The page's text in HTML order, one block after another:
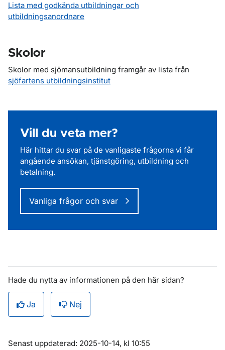
Lista med godkända utbildningar och
utbildningsanordnare
Skolor
Skolor med sjömansutbildning framgår av lista från
sjöfartens utbildningsinstitut
Vill du veta mer?
Här hittar du svar på de vanligaste frågorna vi får
angående ansökan, tjänstgöring, utbildning och
betalning.
Vanliga frågor och svar
Hade du nytta av informationen på den här sidan?
Ja Nej
Om sidan
Senast uppdaterad: 2025-10-14, kl 10:55